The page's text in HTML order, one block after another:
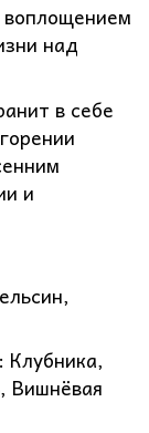
воплощением
над
в себе
и
Вишнёвая